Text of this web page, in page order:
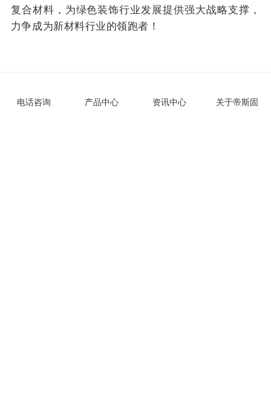
复合材料，为绿色装饰行业发展提供强大战略支撑，
力争成为新材料行业的领跑者！
定的目标。不忘初心，砥砺前行，帝斯固将继续致力
电话咨询 产品中心 资讯中心 关于帝斯固